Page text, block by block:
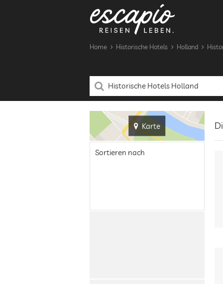
Home Historische Hotels Holland
Karte
Sortieren nach